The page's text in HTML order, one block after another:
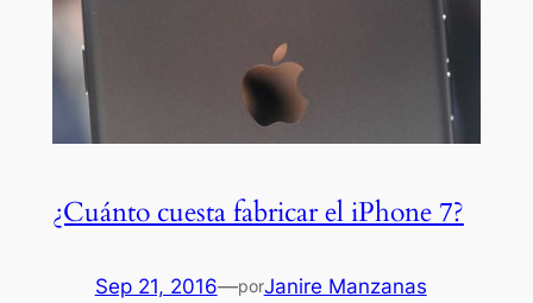
¿Cuánto cuesta fabricar el iPhone 7?
Sep 21, 2016—porJanire Manzanas